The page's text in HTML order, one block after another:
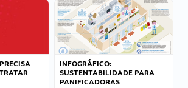
INFOGRÁFICO:
SUSTENTABILIDADE PARA
PANIFICADORAS